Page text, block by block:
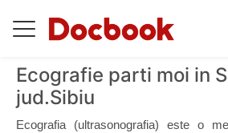
Ecografie parti moi in
jud.Sibiu
Ecografia (ultrasonografia) este o